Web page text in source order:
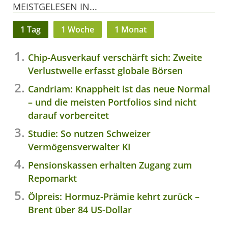
MEISTGELESEN IN...
1 Tag 1 Woche 1 Monat
Chip-Ausverkauf verschärft sich: Zweite
Verlustwelle erfasst globale Börsen
Candriam: Knappheit ist das neue Normal
– und die meisten Portfolios sind nicht
darauf vorbereitet
Studie: So nutzen Schweizer
Vermögensverwalter KI
Pensionskassen erhalten Zugang zum
Repomarkt
Ölpreis: Hormuz-Prämie kehrt zurück –
Brent über 84 US-Dollar